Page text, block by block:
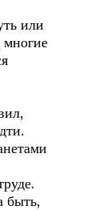
или
многие
быть,